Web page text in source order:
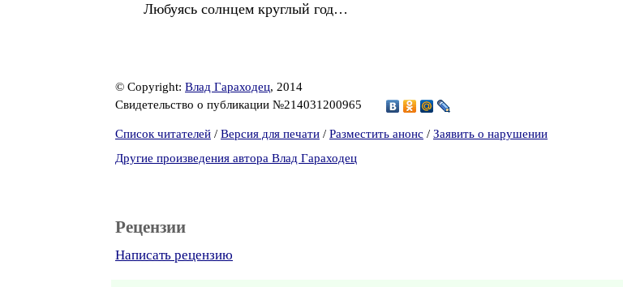
Любуясь солнцем круглый год…
© Copyright: Влад Гараходец, 2014
Свидетельство о публикации №214031200965
Список читателей / Версия для печати / Разместить анонс / Заявить о нарушении
Другие произведения автора Влад Гараходец
Рецензии
Написать рецензию